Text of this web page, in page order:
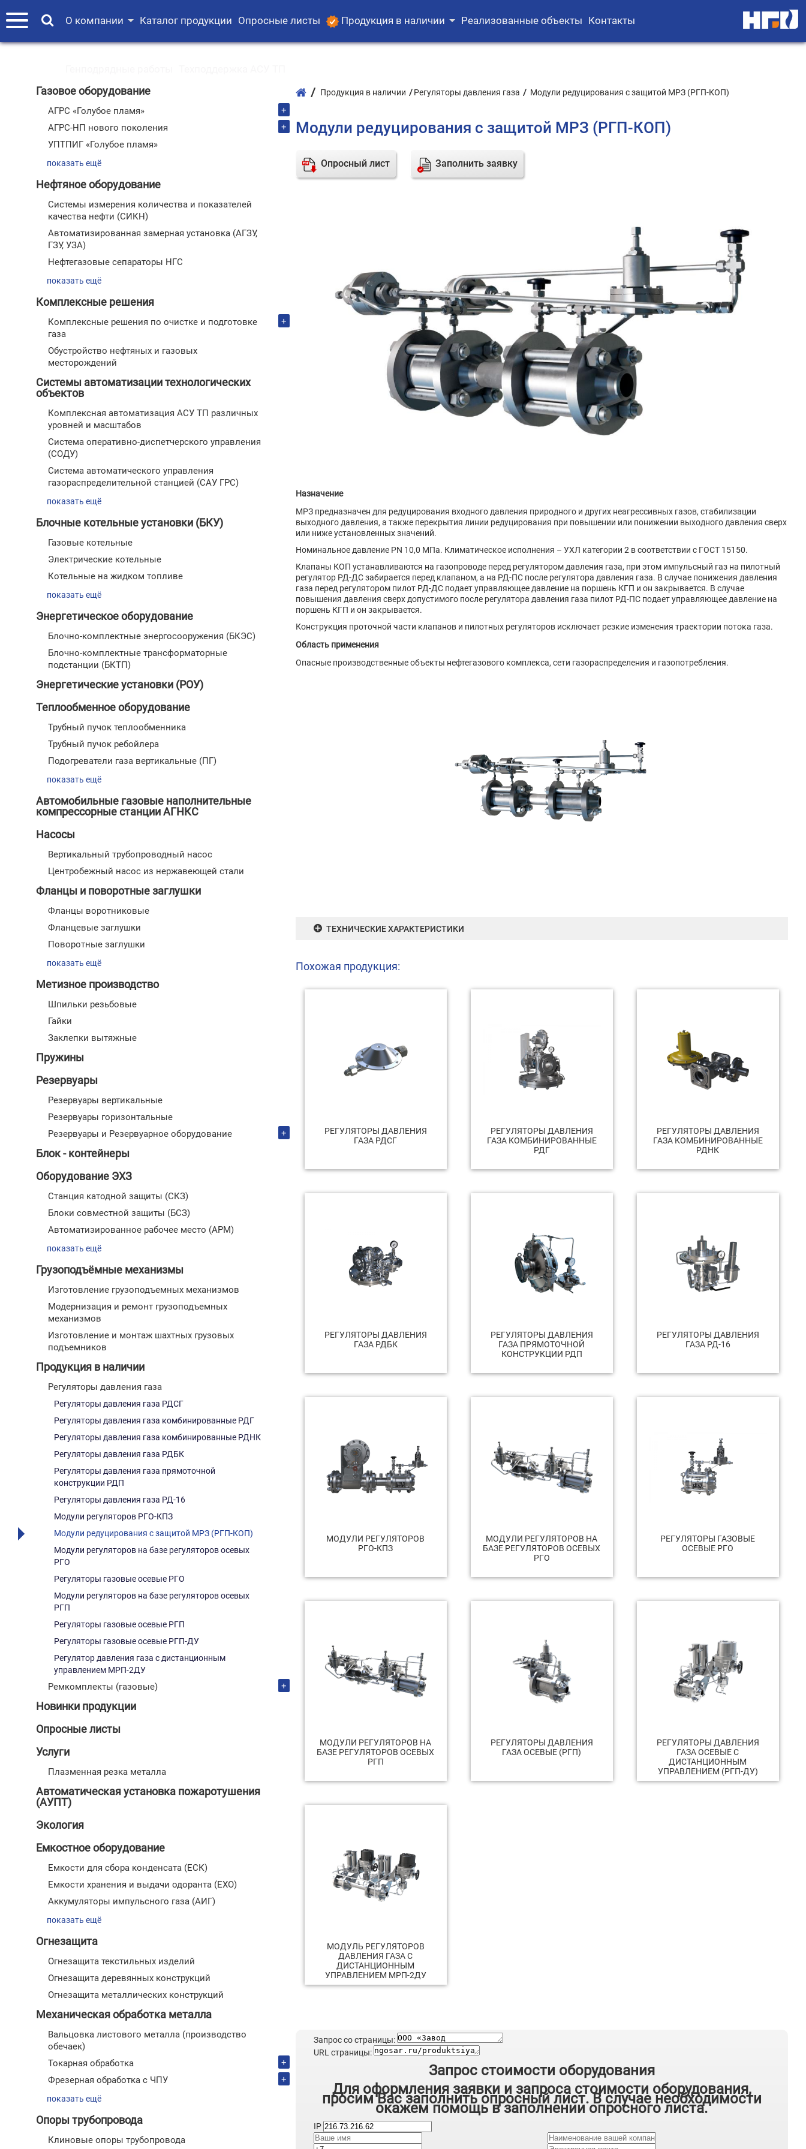
О компании Каталог продукции Опросные листы Продукция в наличии Реализованные объекты Контакты
Газовое оборудование
АГРС «Голубое пламя»
+
АГРС-НП нового поколения
+
УПТПИГ «Голубое пламя»
показать ещё
Нефтяное оборудование
Системы измерения количества и показателей
качества нефти (СИКН)
Автоматизированная замерная установка (АГЗУ,
ГЗУ, УЗА)
Нефтегазовые сепараторы НГС
показать ещё
Комплексные решения
Комплексные решения по очистке и подготовке
газа
+
Обустройство нефтяных и газовых
месторождений
Системы автоматизации технологических
объектов
Комплексная автоматизация АСУ ТП различных
уровней и масштабов
Cистема оперативно-диспетчерского управления
(СОДУ)
Система автоматического управления
газораспределительной станцией (САУ ГРС)
показать ещё
Блочные котельные установки (БКУ)
Газовые котельные
Электрические котельные
Котельные на жидком топливе
показать ещё
Энергетическое оборудование
Блочно-комплектные энергосооружения (БКЭС)
Блочно-комплектные трансформаторные
подстанции (БКТП)
Энергетические установки (РОУ)
Теплообменное оборудование
Трубный пучок теплообменника
Трубный пучок ребойлера
Подогреватели газа вертикальные (ПГ)
показать ещё
Автомобильные газовые наполнительные
компрессорные станции АГНКС
Насосы
Вертикальный трубопроводный насос
Центробежный насос из нержавеющей стали
Фланцы и поворотные заглушки
Фланцы воротниковые
Фланцевые заглушки
Поворотные заглушки
показать ещё
Метизное производство
Шпильки резьбовые
Гайки
Заклепки вытяжные
Пружины
Резервуары
Резервуары вертикальные
Резервуары горизонтальные
Резервуары и Резервуарное оборудование
+
Блок - контейнеры
Оборудование ЭХЗ
Станция катодной защиты (СКЗ)
Блоки совместной защиты (БСЗ)
Автоматизированное рабочее место (АРМ)
показать ещё
Грузоподъёмные механизмы
Изготовление грузоподъемных механизмов
Модернизация и ремонт грузоподъемных
механизмов
Изготовление и монтаж шахтных грузовых
подъемников
Продукция в наличии
Регуляторы давления газа
Регуляторы давления газа РДСГ
Регуляторы давления газа комбинированные РДГ
Регуляторы давления газа комбинированные РДНК
Регуляторы давления газа РДБК
Регуляторы давления газа прямоточной
конструкции РДП
Регуляторы давления газа РД-16
Модули регуляторов РГО-КПЗ
Модули редуцирования с защитой МРЗ (РГП-КОП)
Модули регуляторов на базе регуляторов осевых
РГО
Регуляторы газовые осевые РГО
Модули регуляторов на базе регуляторов осевых
РГП
Регуляторы газовые осевые РГП
Регуляторы газовые осевые РГП-ДУ
Регулятор давления газа с дистанционным
управлением МРП-2ДУ
Ремкомплекты (газовые) +
Новинки продукции
Опросные листы
Услуги
Плазменная резка металла
Автоматическая установка пожаротушения
(АУПТ)
Экология
Емкостное оборудование
Емкости для сбора конденсата (ЕСК)
Емкости хранения и выдачи одоранта (ЕХО)
Аккумуляторы импульсного газа (АИГ)
показать ещё
Огнезащита
Огнезащита текстильных изделий
Огнезащита деревянных конструкций
Огнезащита металлических конструкций
Механическая обработка металла
Вальцовка листового металла (производство
обечаек)
Токарная обработка
+
Фрезерная обработка с ЧПУ
+
показать ещё
Опоры трубопровода
Клиновые опоры трубопровода
Продукция в наличии Регуляторы давления газа Модули редуцирования с защитой МРЗ (РГП-КОП)
Модули редуцирования с защитой МРЗ (РГП-КОП)
Опросный лист Заполнить заявку
Назначение
МРЗ предназначен для редуцирования входного давления природного и других неагрессивных газов, стабилизации
выходного давления, а также перекрытия линии редуцирования при повышении или понижении выходного давления сверх
или ниже установленных значений.
Номинальное давление PN 10,0 МПа. Климатическое исполнения – УХЛ категории 2 в соответствии с ГОСТ 15150.
Клапаны КОП устанавливаются на газопроводе перед регулятором давления газа, при этом импульсный газ на пилотный
регулятор РД-ДС забирается перед клапаном, а на РД-ПС после регулятора давления газа. В случае понижения давления
газа перед регулятором пилот РД-ДС подает управляющее давление на поршень КГП и он закрывается. В случае
повышения давления сверх допустимого после регулятора давления газа пилот РД-ПС подает управляющее давление на
поршень КГП и он закрывается.
Конструкция проточной части клапанов и пилотных регуляторов исключает резкие изменения траектории потока газа.
Область применения
Опасные производственные объекты нефтегазового комплекса, сети газораспределения и газопотребления.
ТЕХНИЧЕСКИЕ ХАРАКТЕРИСТИКИ
Похожая продукция:
РЕГУЛЯТОРЫ ДАВЛЕНИЯ
ГАЗА РДСГ
РЕГУЛЯТОРЫ ДАВЛЕНИЯ
ГАЗА КОМБИНИРОВАННЫЕ
РДГ
РЕГУЛЯТОРЫ ДАВЛЕНИЯ
ГАЗА КОМБИНИРОВАННЫЕ
РДНК
РЕГУЛЯТОРЫ ДАВЛЕНИЯ
ГАЗА РДБК
РЕГУЛЯТОРЫ ДАВЛЕНИЯ
ГАЗА ПРЯМОТОЧНОЙ
КОНСТРУКЦИИ РДП
РЕГУЛЯТОРЫ ДАВЛЕНИЯ
ГАЗА РД-16
МОДУЛИ РЕГУЛЯТОРОВ
РГО-КПЗ
МОДУЛИ РЕГУЛЯТОРОВ НА
БАЗЕ РЕГУЛЯТОРОВ ОСЕВЫХ
РГО
РЕГУЛЯТОРЫ ГАЗОВЫЕ
ОСЕВЫЕ РГО
МОДУЛИ РЕГУЛЯТОРОВ НА
БАЗЕ РЕГУЛЯТОРОВ ОСЕВЫХ
РГП
РЕГУЛЯТОРЫ ДАВЛЕНИЯ
ГАЗА ОСЕВЫЕ (РГП)
РЕГУЛЯТОРЫ ДАВЛЕНИЯ
ГАЗА ОСЕВЫЕ С
ДИСТАНЦИОННЫМ
УПРАВЛЕНИЕМ (РГП-ДУ)
МОДУЛЬ РЕГУЛЯТОРОВ
ДАВЛЕНИЯ ГАЗА С
ДИСТАНЦИОННЫМ
УПРАВЛЕНИЕМ МРП-2ДУ
Запрос со страницы:
URL страницы:
Запрос стоимости оборудования
Для оформления заявки и запроса стоимости оборудования,
просим Вас заполнить опросный лист. В случае необходимости
окажем помощь в заполнении опросного листа.
IP